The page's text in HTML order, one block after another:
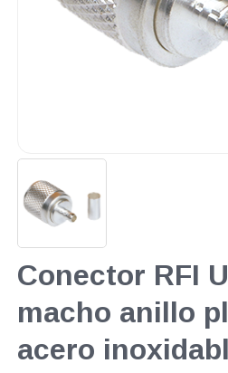
Conector RFI
macho anillo
acero